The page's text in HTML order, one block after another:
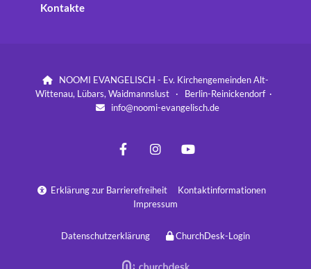
Kontakte

NOOMI EVANGELISCH - Ev. Kirchengemeinden Alt-
Wittenau, Lübars, Waidmannslust · Berlin-Reinickendorf ·
 info@noomi-evangelisch.de
 Erklärung zur Barrierefreiheit
Kontaktinformationen
Impressum
Datenschutzerklärung ChurchDesk-Login